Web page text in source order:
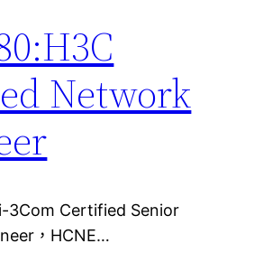
Network
3Com Certified Senior
，HCNE…